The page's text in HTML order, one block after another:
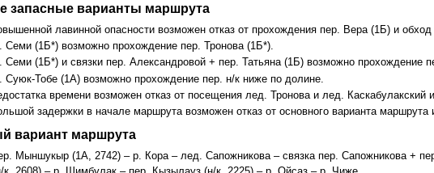
запасные варианты маршрута
лавинной опасности возможен отказ от прохождения пер. Вера (1Б) и
Семи (1Б*) возможно прохождение пер. Тронова (1Б*).
Семи (1Б*) и связки пер. Александровой + пер. Татьяна (1Б) возможно прохождение
Суюк-Тобе (1А) возможно прохождение пер. н/к ниже по долине.
времени возможен отказ от посещения лед. Тронова и лед. Каскабулакский
задержки в начале маршрута возможен отказ от основного варианта
вариант маршрута
Мыншукыр (1А, 2742) – р. Кора – лед. Сапожникова – связка пер. Сапожникова +